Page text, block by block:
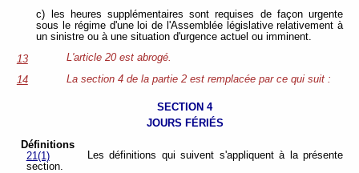
c) les heures supplémentaires sont requises de façon urgente
sous le régime d'une loi de l'Assemblée législative relativement à
un sinistre ou à une situation d'urgence actuel ou imminent.
13
L'article 20 est abrogé.
14
La section 4 de la partie 2 est remplacée par ce qui suit :
SECTION 4
JOURS FÉRIÉS
Définitions
21(1)
Les définitions qui suivent s'appliquent à la présente
section.